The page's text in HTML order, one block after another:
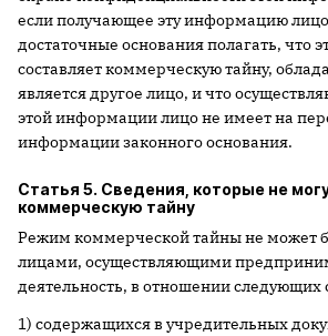
если получающее эту информацию
достаточные основания полагать, что
составляет коммерческую тайну,
является другое лицо, и что
этой информации лицо не имеет на
информации законного основания.
Статья 5. Сведения, которые не
коммерческую тайну
Режим коммерческой тайны не может
лицами, осуществляющими
деятельность, в отношении следующих
1) содержащихся в учредительных